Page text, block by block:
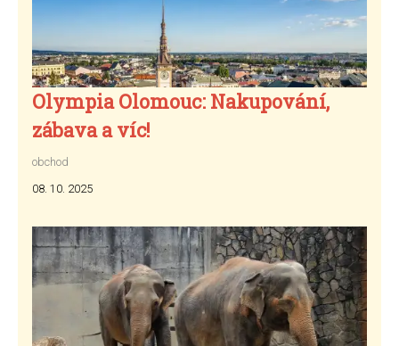
Olympia Olomouc: Nakupování,
zábava a víc!
obchod
08. 10. 2025